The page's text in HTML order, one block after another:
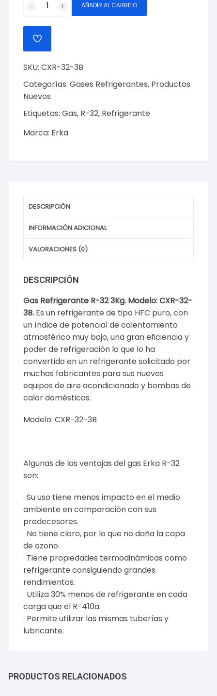
Refrigerante
3Kg.
CXR-
32-
3B
AÑADIR AL CARRITO
AÑADIR
LISTA
DE
SKU:CXR-32-3B
Categorías:Gases Refrigerantes, Productos
Nuevos
Etiquetas:Gas, R-32, Refrigerante
Marca: Erka
DESCRIPCIÓN
INFORMACIÓN ADICIONAL
VALORACIONES (0)
DESCRIPCIÓN
Gas Refrigerante R-32 3Kg. Modelo: CXR-32-
3B. Es un refrigerante de tipo HFC puro, con
un índice de potencial de calentamiento
atmosférico muy bajo, una gran eficiencia y
poder de refrigeración lo que lo ha
convertido en un refrigerante solicitado por
muchos fabricantes para sus nuevos
equipos de aire acondicionado y bombas de
calor domésticas.
Modelo: CXR-32-3B
Algunas de las ventajas del gas Erka R-32
son:
· Su uso tiene menos impacto en el medio
ambiente en comparación con sus
predecesores.
· No tiene cloro, por lo que no daña la capa
de ozono.
· Tiene propiedades termodinámicas como
refrigerante consiguiendo grandes
rendimientos.
· Utiliza 30% menos de refrigerante en cada
carga que el R-410a.
· Permite utilizar las mismas tuberías y
lubricante.
PRODUCTOS RELACIONADOS